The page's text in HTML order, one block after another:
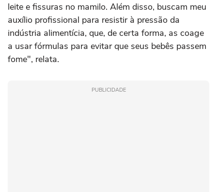
leite e fissuras no mamilo. Além disso, buscam meu
auxílio profissional para resistir à pressão da
indústria alimentícia, que, de certa forma, as coage
a usar fórmulas para evitar que seus bebês passem
fome", relata.
PUBLICIDADE